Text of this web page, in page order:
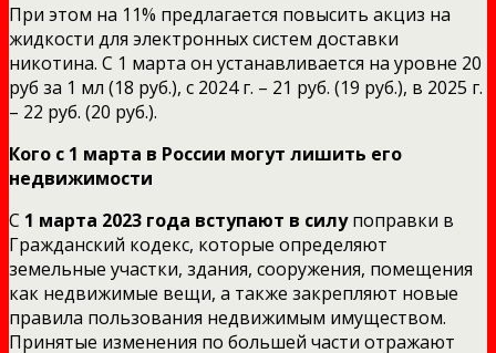
При этом на 11% предлагается повысить акциз на
жидкости для электронных систем доставки
никотина. С 1 марта он устанавливается на уровне 20
руб за 1 мл (18 руб.), с 2024 г. – 21 руб. (19 руб.), в 2025 г.
– 22 руб. (20 руб.).
Кого с 1 марта в России могут лишить его
недвижимости
С 1 марта 2023 года вступают в силупоправки в
Гражданский кодекс, которые определяют
земельные участки, здания, сооружения, помещения
как недвижимые вещи, а также закрепляют новые
правила пользования недвижимым имуществом.
Принятые изменения по большей части отражают